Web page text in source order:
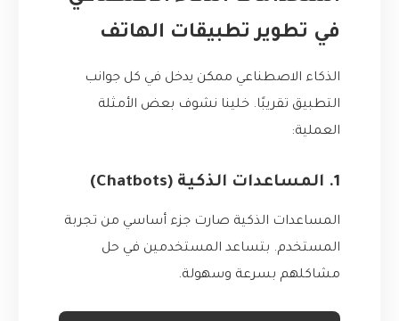
في تطوير تطبيقات الهاتف
الذكاء الاصطناعي ممكن يدخل في كل جوانب
التطبيق تقريبًا. خلينا نشوف بعض الأمثلة
العملية:
1. المساعدات الذكية (Chatbots)
المساعدات الذكية صارت جزء أساسي من تجربة
المستخدم. بتساعد المستخدمين في حل
مشاكلهم بسرعة وسهولة.